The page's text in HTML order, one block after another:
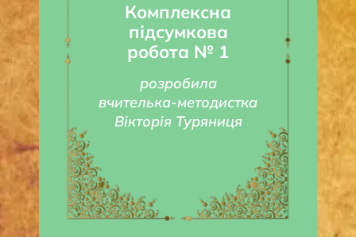
Комплексна
підсумкова
робота № 1
розробила
вчителька-методистка
Вікторія Туряниця